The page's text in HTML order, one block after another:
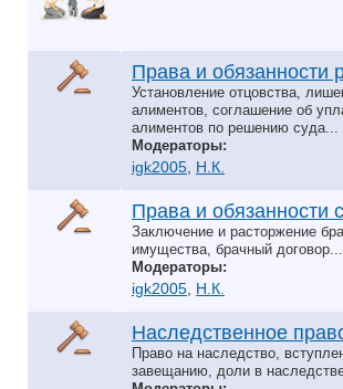
Права и обязанности
Установление отцовства,
алиментов, соглашение об
алиментов по решению суда...
Модераторы:
igk2005 Н.К.
Права и обязанности
Заключение и расторжение
имущества, брачный договор...
Модераторы:
igk2005 Н.К.
Наследственное
Право на наследство,
завещанию, доли в